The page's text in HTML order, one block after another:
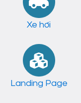
Xe hơi
Landing Page